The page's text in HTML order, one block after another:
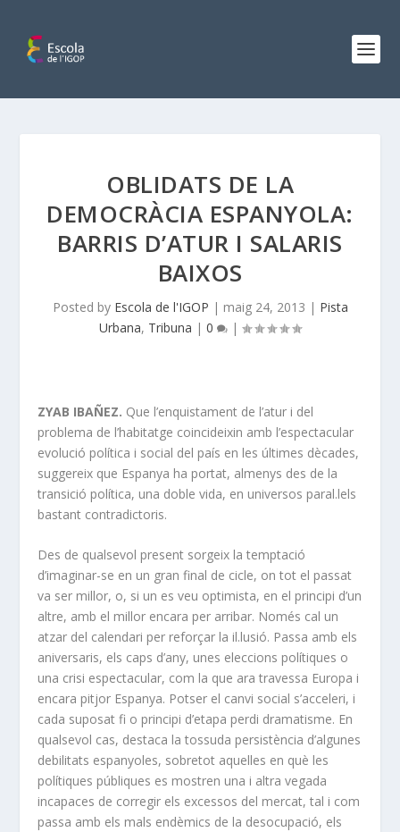
OBLIDATS DE LA
DEMOCRÀCIA ESPANYOLA:
BARRIS D’ATUR I SALARIS
BAIXOS
Posted by Escola de l'IGOP | maig 24, 2013 | Pista
Urbana, Tribuna | 0 |
ZYAB IBAÑEZ. Que l’enquistament de l’atur i del
problema de l’habitatge coincideixin amb l’espectacular
evolució política i social del país en les últimes dècades,
suggereix que Espanya ha portat, almenys des de la
transició política, una doble vida, en universos paral.lels
bastant contradictoris.
Des de qualsevol present sorgeix la temptació
d’imaginar-se en un gran final de cicle, on tot el passat
va ser millor, o, si un es veu optimista, en el principi d’un
altre, amb el millor encara per arribar. Només cal un
atzar del calendari per reforçar la il.lusió. Passa amb els
aniversaris, els caps d’any, unes eleccions polítiques o
una crisi espectacular, com la que ara travessa Europa i
encara pitjor Espanya. Potser el canvi social s’acceleri, i
cada suposat fi o principi d’etapa perdi dramatisme. En
qualsevol cas, destaca la tossuda persistència d’algunes
debilitats espanyoles, sobretot aquelles en què les
polítiques públiques es mostren una i altra vegada
incapaces de corregir els excessos del mercat, tal i com
passa amb els mals endèmics de la desocupació, els